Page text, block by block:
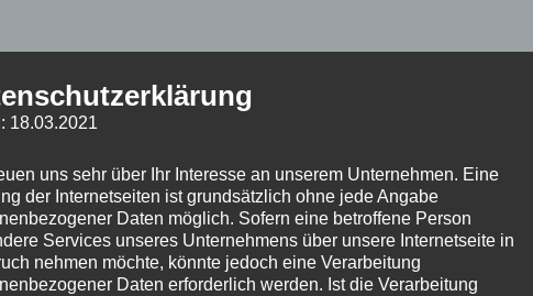
18.03.2021
uns sehr über Ihr Interesse an unserem Unternehmen. Eine
der Internetseiten ist grundsätzlich ohne jede Angabe
Daten möglich. Sofern eine betroffene Person
Services unseres Unternehmens über unsere Internetseite in
nehmen möchte, könnte jedoch eine Verarbeitung
Daten erforderlich werden. Ist die Verarbeitung